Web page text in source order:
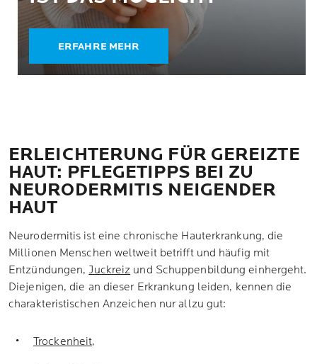
ERFAHRE MEHR
ERLEICHTERUNG FÜR GEREIZTE
HAUT: PFLEGETIPPS BEI ZU
NEURODERMITIS NEIGENDER
HAUT
Neurodermitis ist eine chronische Hauterkrankung, die
Millionen Menschen weltweit betrifft und häufig mit
Entzündungen, Juckreiz und Schuppenbildung einhergeht.
Diejenigen, die an dieser Erkrankung leiden, kennen die
charakteristischen Anzeichen nur allzu gut:
Trockenheit,